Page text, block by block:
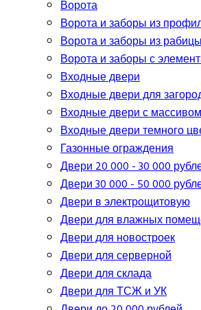
Ворота
Ворота и заборы из
Ворота и заборы из
Ворота и заборы с
Входные двери
Входные двери для
Входные двери с массивом
Входные двери темного
Газонные ограждения
Двери 20 000 - 30 000
Двери 30 000 - 50 000
Двери в электрощитовую
Двери для влажных
Двери для новостроек
Двери для серверной
Двери для склада
Двери для ТСЖ и УК